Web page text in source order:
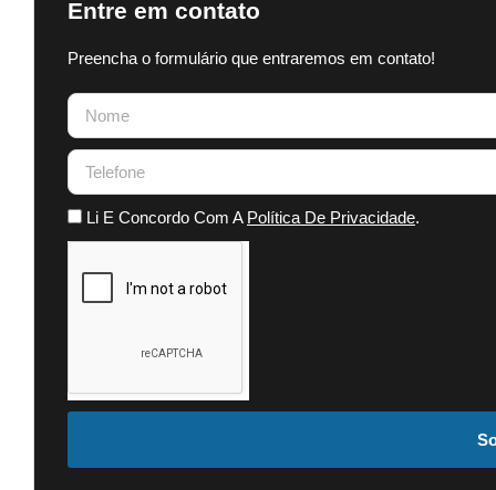
Entre em contato
Preencha o formulário que entraremos em contato!
Li E Concordo Com A Política De Privacidade.